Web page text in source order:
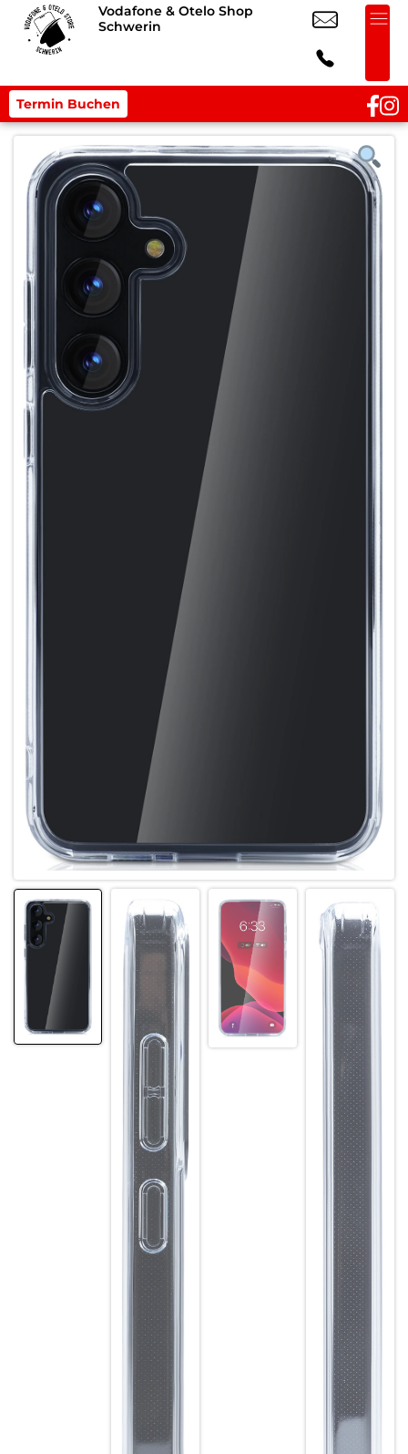
Vodafone & Otelo Shop
Schwerin
Termin Buchen